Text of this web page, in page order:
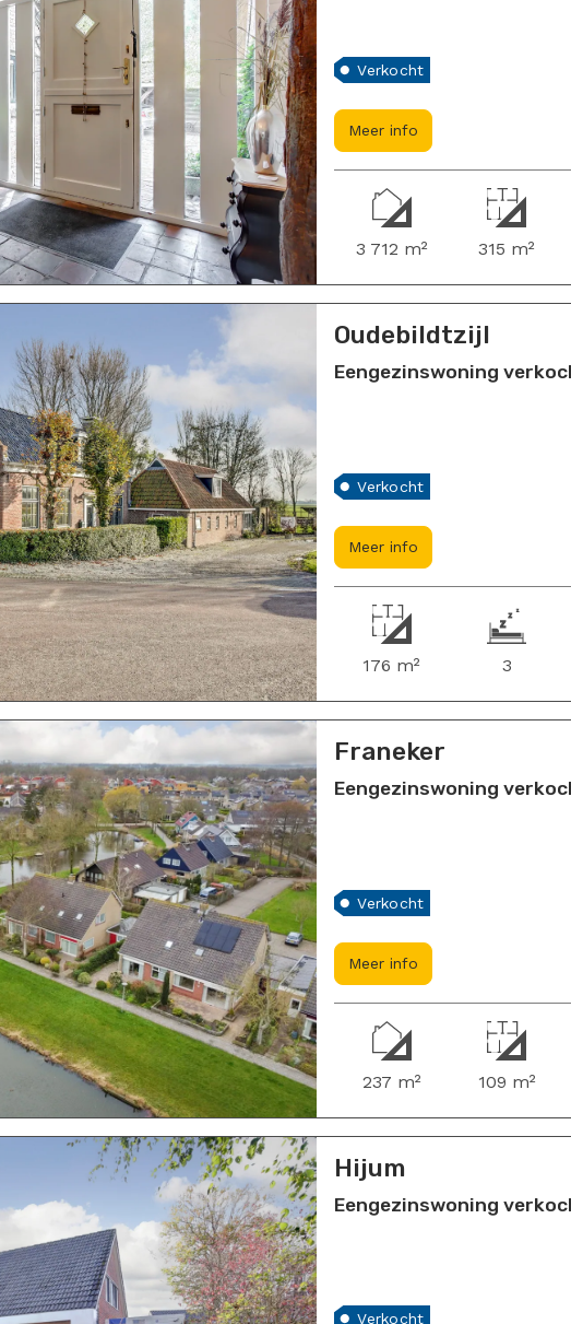
Verkocht
Meer info
3 712 m² 315 m²
Oudebildtzijl
Eengezinswoning
Verkocht
Meer info
176 m² 3
Franeker
Eengezinswoning
Verkocht
Meer info
237 m² 109 m²
Hijum
Eengezinswoning
Verkocht